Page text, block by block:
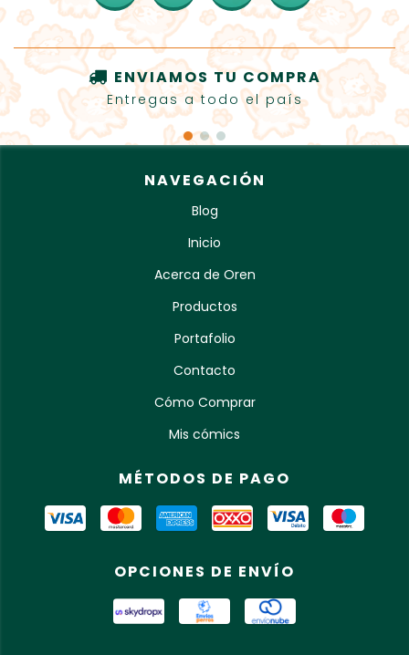
ENVIAMOS TU COMPRA
Entregas a todo el país
NAVEGACIÓN
Blog
Inicio
Acerca de Oren
Productos
Portafolio
Contacto
Cómo Comprar
Mis cómics
MÉTODOS DE PAGO
OPCIONES DE ENVÍO